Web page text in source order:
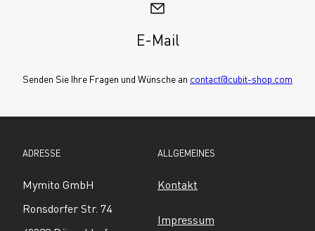
E-Mail
Senden Sie Ihre Fragen und Wünsche an contact@cubit-shop.com
ADRESSE
Mymito GmbH
Ronsdorfer Str. 74
ALLGEMEINES
Kontakt
Impressum